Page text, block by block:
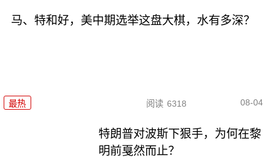
马、特和好，美中期选举这盘大棋，水有多深？
最热 阅读 6318 08-04
特朗普对波斯下狠手，为何在黎
明前戛然而止？